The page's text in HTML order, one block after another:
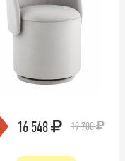
16 548 19 700